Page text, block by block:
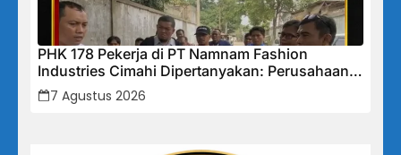
PHK 178 Pekerja di PT Namnam Fashion
Industries Cimahi Dipertanyakan: Perusahaan
Klaim Rugi, Laporan Keuangan Justru
Tunjukkan Penurunan Laba.
7 Agustus 2026